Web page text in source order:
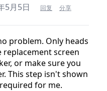
5月5日 回复 分享
problem. Only heads
screen
or make sure you
This step isn't shown
for me.